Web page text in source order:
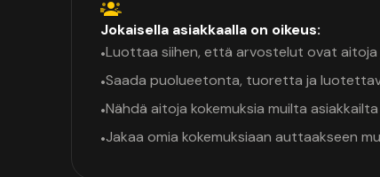
Jokaisella asiakkaalla on oikeus:
•Luottaa siihen, että arvostelut ovat
•Saada puolueetonta, tuoretta ja
•Nähdä aitoja kokemuksia muilta asiakkailta
•Jakaa omia kokemuksiaan auttaakseen